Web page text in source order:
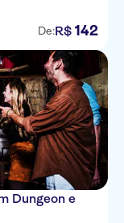
De:R$ 142
Dungeon e